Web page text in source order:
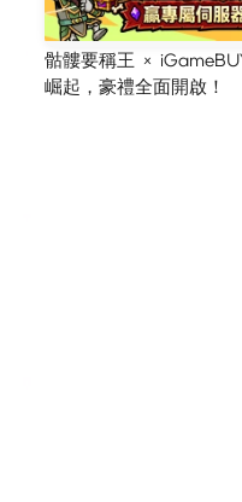
骷髏要稱王 ×
崛起，豪禮全面開啟！